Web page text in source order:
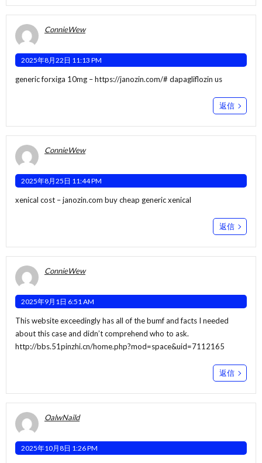
ConnieWew
2025年8月22日 11:13 PM
generic forxiga 10mg –https://janozin.com/# dapagliflozin us
返信
ConnieWew
2025年8月25日 11:44 PM
xenical cost –janozin.com buy cheap generic xenical
返信
ConnieWew
2025年9月1日 6:51 AM
This website exceedingly has all of the bumf and facts I needed
about this case and didn’t comprehend who to ask.
http://bbs.51pinzhi.cn/home.php?mod=space&uid=7112165
返信
OalwNaild
2025年10月8日 1:26 PM